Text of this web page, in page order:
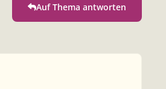
Auf Thema antworten